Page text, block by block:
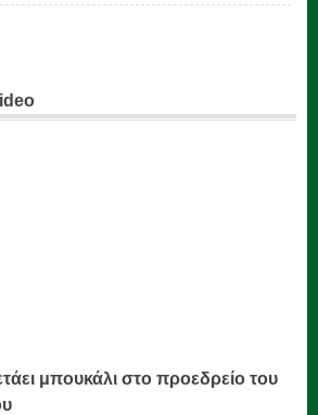
μπουκάλι στο προεδρείο του